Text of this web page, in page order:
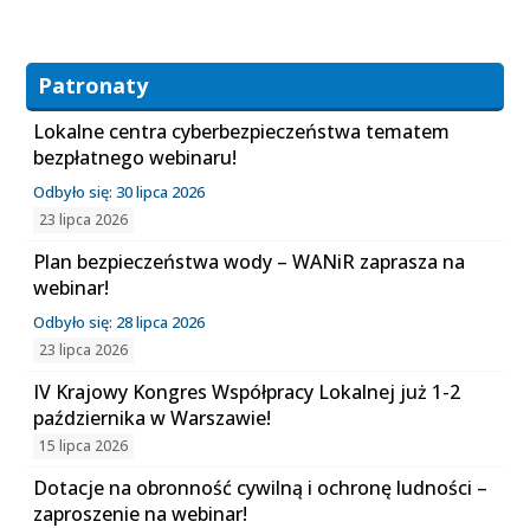
Patronaty
Lokalne centra cyberbezpieczeństwa tematem
bezpłatnego webinaru!
Odbyło się: 30 lipca 2026
23 lipca 2026
Plan bezpieczeństwa wody – WANiR zaprasza na
webinar!
Odbyło się: 28 lipca 2026
23 lipca 2026
IV Krajowy Kongres Współpracy Lokalnej już 1-2
października w Warszawie!
15 lipca 2026
Dotacje na obronność cywilną i ochronę ludności –
zaproszenie na webinar!